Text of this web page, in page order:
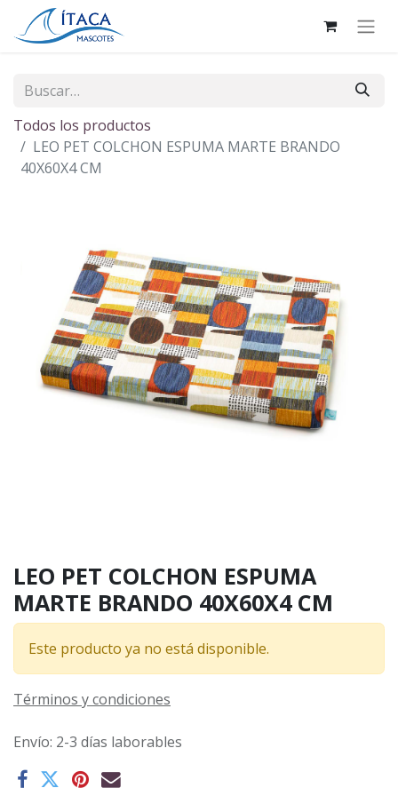
Todos los productos
LEO PET COLCHON ESPUMA MARTE BRANDO
40X60X4 CM
LEO PET COLCHON ESPUMA
MARTE BRANDO 40X60X4 CM
Este producto ya no está disponible.
Términos y condiciones
Envío: 2-3 días laborables